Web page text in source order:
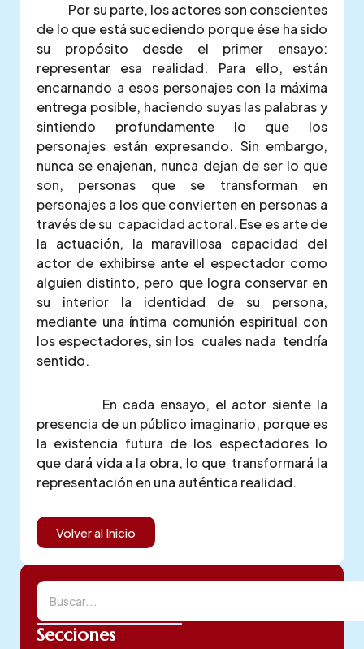
Por su parte, los actores son conscientes
de lo que está sucediendo porque ése ha sido
su propósito desde el primer ensayo:
representar esa realidad. Para ello, están
encarnando a esos personajes con la máxima
entrega posible, haciendo suyas las palabras y
sintiendo profundamente lo que los
personajes están expresando. Sin embargo,
nunca se enajenan, nunca dejan de ser lo que
son, personas que se transforman en
personajes a los que convierten en personas a
través de su capacidad actoral. Ese es arte de
la actuación, la maravillosa capacidad del
actor de exhibirse ante el espectador como
alguien distinto, pero que logra conservar en
su interior la identidad de su persona,
mediante una íntima comunión espiritual con
los espectadores, sin los cuales nada tendría
sentido.
En cada ensayo, el actor siente la
presencia de un público imaginario, porque es
la existencia futura de los espectadores lo
que dará vida a la obra, lo que transformará la
representación en una auténtica realidad.
Volver al Inicio
Secciones